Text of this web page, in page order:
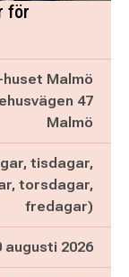
för
huset Malmö
47
Malmö
tisdagar,
torsdagar,
fredagar)
augusti 2026